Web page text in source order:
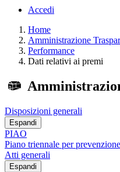
Accedi
Home
Amministrazione
Performance
Dati relativi ai premi
Disposizioni generali
Espandi
PIAO
Piano triennale per
Atti generali
Espandi